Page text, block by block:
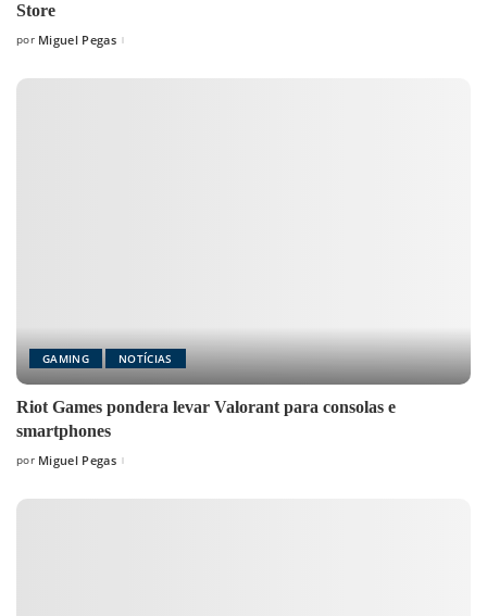
Store
Posted
por Miguel Pegas
GAMING NOTÍCIAS
Riot Games pondera levar Valorant para consolas e
smartphones
Posted
por Miguel Pegas